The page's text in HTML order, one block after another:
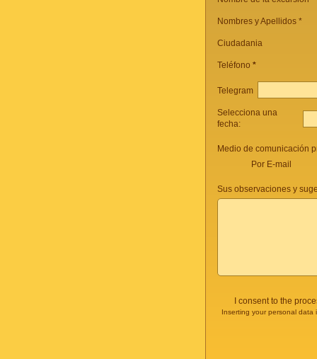
Nombres y Apellidos *
Ciudadania
Teléfono *
Telegram
Selecciona una
fecha:
Medio de comunicación
Por E-mail
Sus observaciones y
I consent to the
Inserting your personal